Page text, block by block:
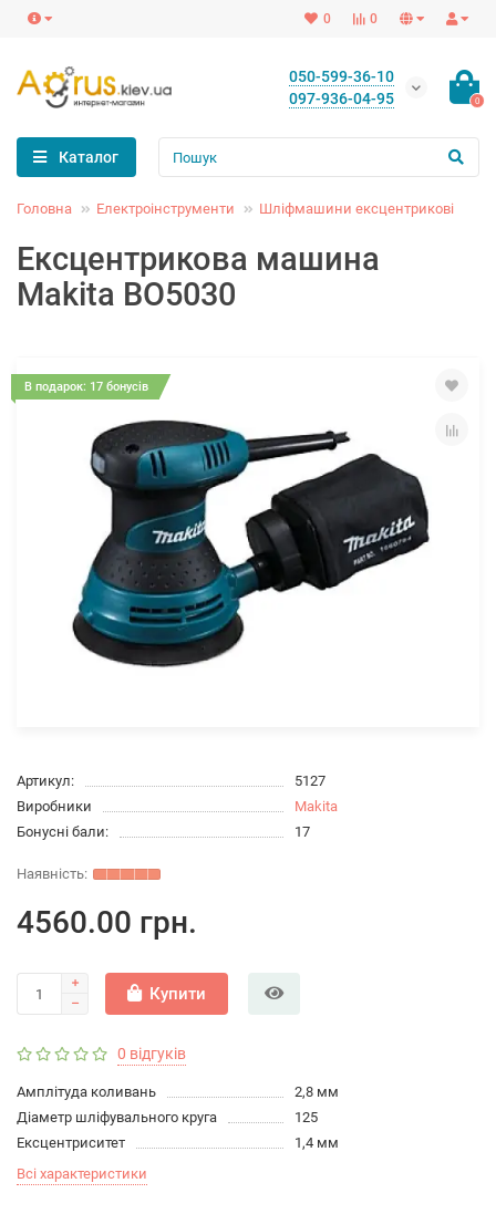
0
0
050-599-36-10
097-936-04-95
0
Каталог
Головна Електроінструменти Шліфмашини ексцентрикові
Ексцентрикова машина
Makita BO5030
В подарок: 17 бонусів
Артикул:
5127
Виробники
Makita
Бонусні бали:
17
4560.00 грн.
Купити
0 відгуків
Амплітуда коливань
2,8 мм
Діаметр шліфувального круга
125
Ексцентриситет
1,4 мм
Всі характеристики